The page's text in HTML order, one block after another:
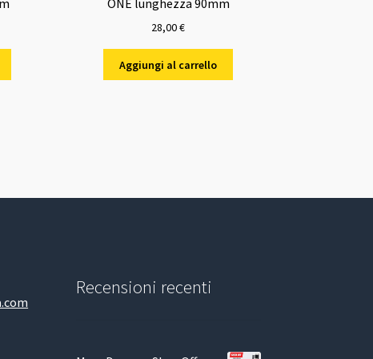
ONE lunghezza 90mm
28,00€
Aggiungi al carrello
Recensioni recenti